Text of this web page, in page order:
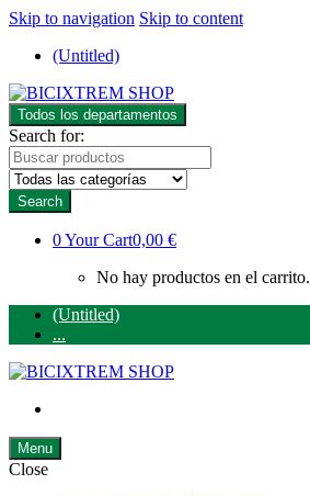
Skip to navigation Skip to content
(Untitled)
Todos los departamentos
Search for:
Search
0Your Cart0,00 €
No hay productos en el carrito.
(Untitled)
...
Menu
Close